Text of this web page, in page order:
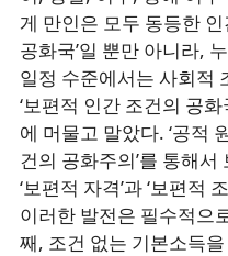
게 만인은 모두 동등한
공화국’일 뿐만 아니라,
일정 수준에서는 사회적
‘보편적 인간 조건의 공
에 머물고 말았다. ‘공적
건의 공화주의’를 통해서
‘보편적 자격’과 ‘보편적
이러한 발전은 필수적으
째, 조건 없는 기본소득